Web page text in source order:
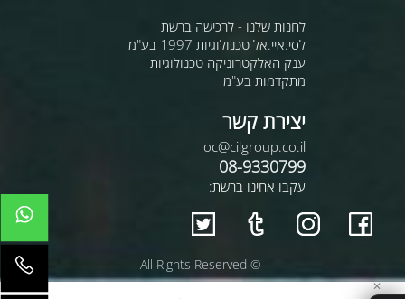
לחנות שלנו - לרכישה ברשת
לסי.איי.אל טכנולוגיות 1997 בע"מ
ענק האלקטרוניקה טכנולוגיות
מתקדמות בע"מ
יצירת קשר
oc@cilgroup.co.il
08-9330799
עקבו אחינו ברשת:
© All Rights Reserved
✕